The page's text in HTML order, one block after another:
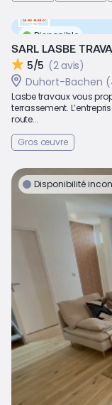
Disponible
SARL LASBE
5/5 (2 avis)
Duhort-Bachen
Lasbe travaux vous
terrassement.
route...
Gros œuvre
Disponibilité